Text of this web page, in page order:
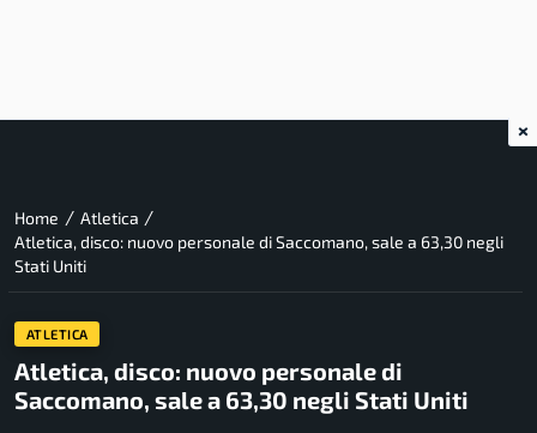
Home / Atletica /
Atletica, disco: nuovo personale di Saccomano, sale a 63,30 negli
Stati Uniti
ATLETICA
Atletica, disco: nuovo personale di
Saccomano, sale a 63,30 negli Stati Uniti
×